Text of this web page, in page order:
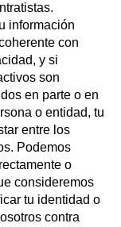
información
con
y si
son
en parte o en
o entidad, tu
entre los
Podemos
o
consideremos
tu identidad o
contra